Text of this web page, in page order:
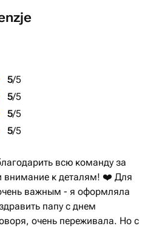
5/5
5/5
5/5
5/5
всю команду за
внимание к деталям! ❤️ Для
важным - я оформляла
папу с днем
очень переживала. Но с